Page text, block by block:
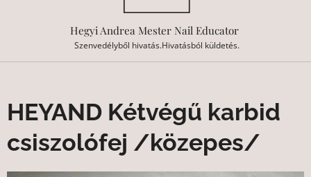
Hegyi Andrea Mester Nail Educator
Szenvedélyből hivatás.Hivatásból küldetés.
HEYAND Kétvégű karbid
csiszolófej /közepes/